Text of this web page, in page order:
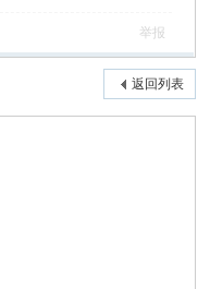
举报
返回列表